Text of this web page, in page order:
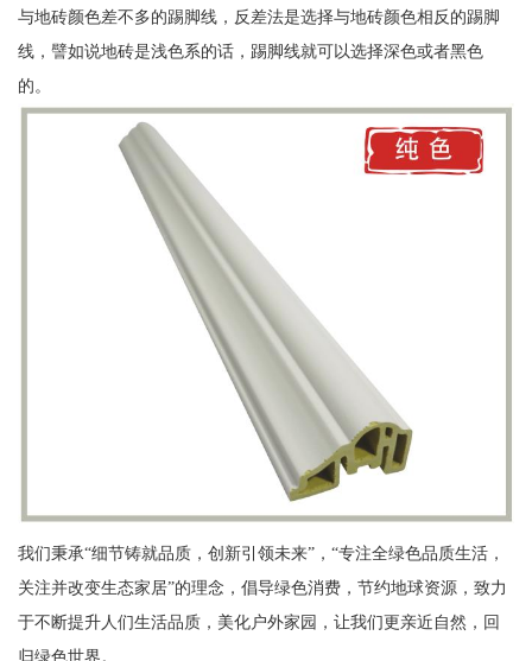
与地砖颜色差不多的踢脚线，反差法是选择与地砖颜色相反的踢脚
线，譬如说地砖是浅色系的话，踢脚线就可以选择深色或者黑色
的。
我们秉承“细节铸就品质，创新引领未来”，“专注全绿色品质生活，
关注并改变生态家居”的理念，倡导绿色消费，节约地球资源，致力
于不断提升人们生活品质，美化户外家园，让我们更亲近自然，回
归绿色世界。